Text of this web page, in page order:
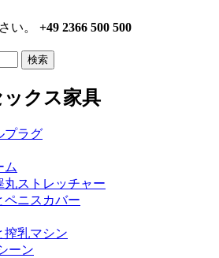
い。 +49 2366 500 500
検索
クス家具
プラグ
ム
丸ストレッチャー
ペニスカバー
搾乳マシン
ーン